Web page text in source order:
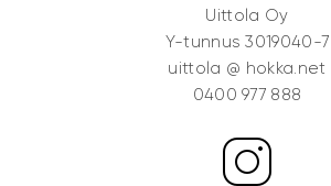
Uittola Oy
Y-tunnus 3019040-7
uittola @ hokka.net
0400 977 888